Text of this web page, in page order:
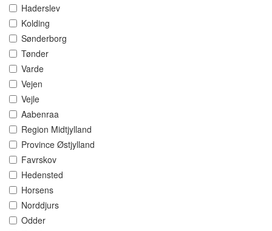
Haderslev
Kolding
Sønderborg
Tønder
Varde
Vejen
Vejle
Aabenraa
Region Midtjylland
Province Østjylland
Favrskov
Hedensted
Horsens
Norddjurs
Odder